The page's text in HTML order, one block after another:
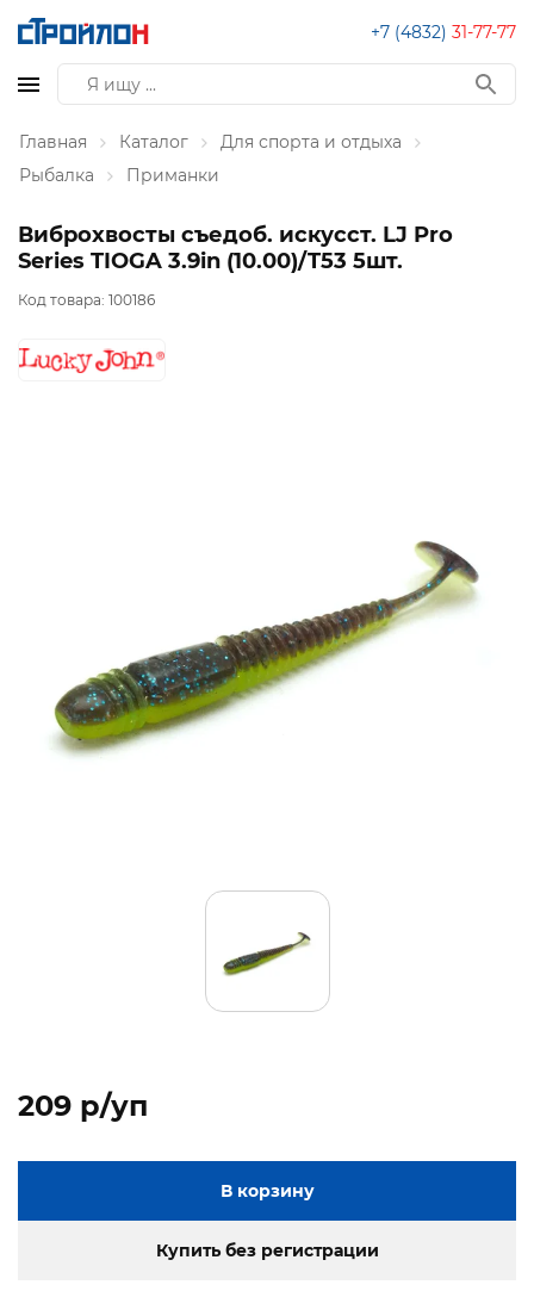
+7 (4832) 31-77-77
Главная Каталог
Для спорта и отдыха
Рыбалка
Приманки
Виброхвосты съедоб. искусст. LJ Pro
Series TIOGA 3.9in (10.00)/T53 5шт.
Код товара: 100186
209 p/уп
В корзину
Купить без регистрации